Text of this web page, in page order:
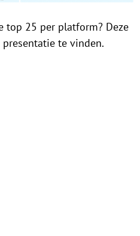
top 25 per platform? Deze
te vinden.